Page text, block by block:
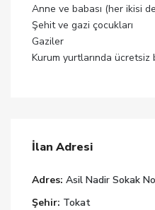
Anne ve babası (her ikisi
Şehit ve gazi çocukları
Gaziler
Kurum yurtlarında ücretsiz
İlan Adresi
Adres: Asil Nadir Sokak
Şehir: Tokat